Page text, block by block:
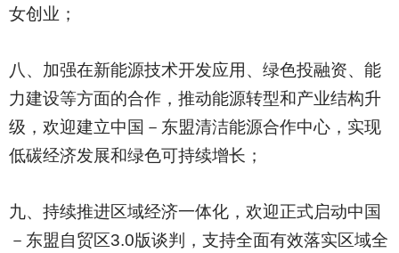
女创业；
八、加强在新能源技术开发应用、绿色投融资、能
力建设等方面的合作，推动能源转型和产业结构升
级，欢迎建立中国－东盟清洁能源合作中心，实现
低碳经济发展和绿色可持续增长；
九、持续推进区域经济一体化，欢迎正式启动中国
－东盟自贸区3.0版谈判，支持全面有效落实区域全